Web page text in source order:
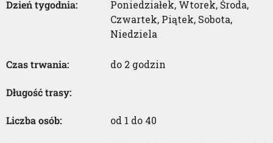
Dzień tygodnia: Poniedziałek, Wtorek, Środa,
Czwartek, Piątek, Sobota,
Niedziela
Czas trwania: do 2 godzin
Długość trasy:
Liczba osób: od 1 do 40